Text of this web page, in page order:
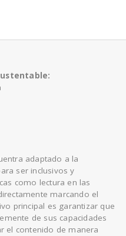
adaptado a la
ser inclusivos y
como lectura en las
marcando el
principal es garantizar que
de sus capacidades
el contenido de manera